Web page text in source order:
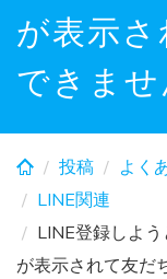
が表示
できませ
投稿 よく
LINE関連
LINE登録しよ
が表示されて友だ